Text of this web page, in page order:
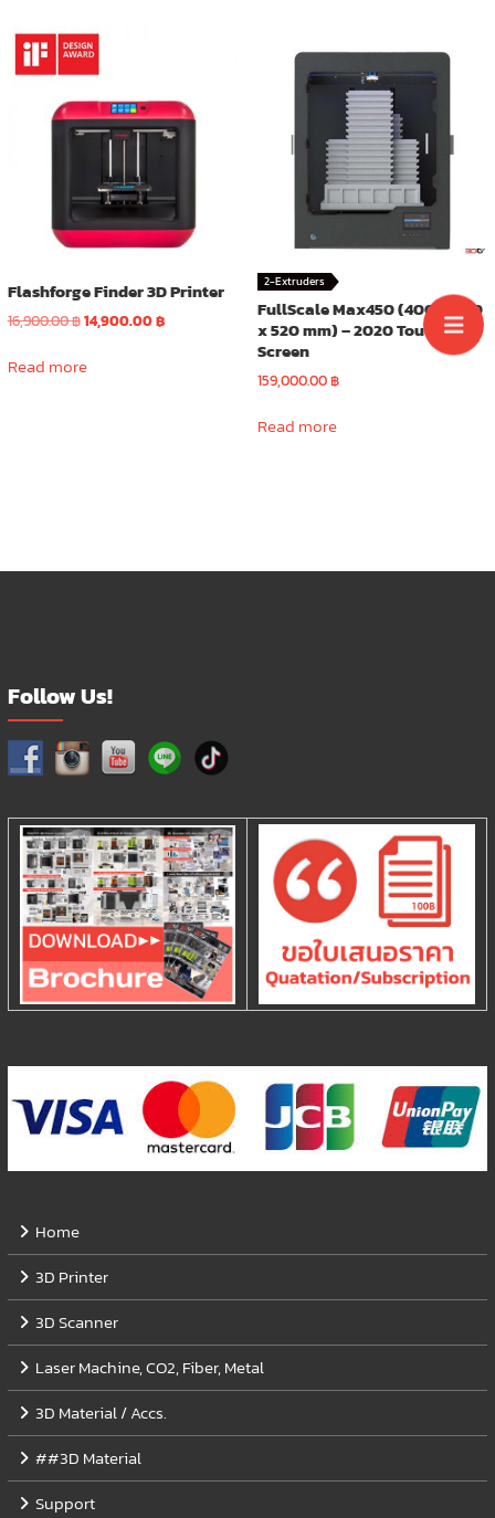
options
may
be
chosen
on
the
product
page
Flashforge Finder 3D Printer
16,900.00฿Original
was:
14,900.00฿Current
Read more
2-Extruders
FullScale Max450 (400 x 300
x 520 mm) – 2020 Touch
Screen
159,000.00฿
Read more
Follow Us!
Home
3D Printer
3D Scanner
Laser Machine, CO2, Fiber, Metal
3D Material / Accs.
##3D Material
Support